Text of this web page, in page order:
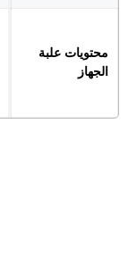
محتويات علبة
الجهاز